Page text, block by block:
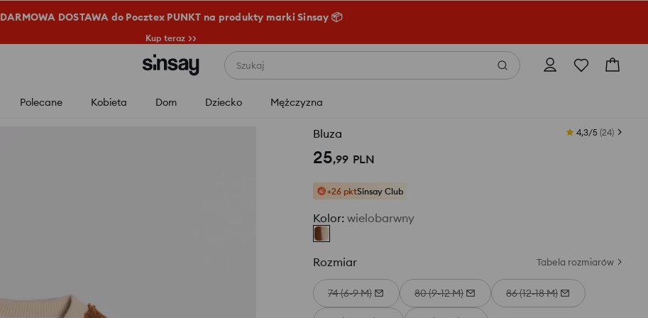
DARMOWA DOSTAWA do Pocztex PUNKT na produkty marki Sinsay 📦
Kup teraz >>
Szukaj
Polecane Kobieta Dom Dziecko Mężczyzna
Bluza 4,3/5 (24)
25,99 PLN
+26 pktSinsay Club
Kolor: wielobarwny
Rozmiar Tabela rozmiarów
74 (6-9 M) 80 (9-12 M) 86 (12-18 M)